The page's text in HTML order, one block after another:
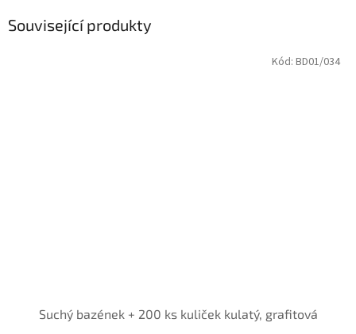
Související produkty
Suchý bazének + 200 ks kuliček kulatý, grafitová
Kód: BD01/034